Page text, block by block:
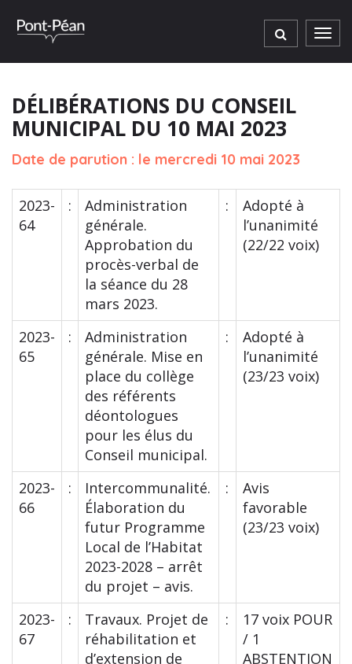
DÉLIBÉRATIONS DU CONSEIL
MUNICIPAL DU 10 MAI 2023
Date de parution : le mercredi 10 mai 2023
2023-
64
:
Administration
générale.
Approbation du
procès-verbal de
la séance du 28
mars 2023.
:
Adopté à
l’unanimité
(22/22 voix)
2023-
65
:
Administration
générale. Mise en
place du collège
des référents
déontologues
pour les élus du
Conseil municipal.
:
Adopté à
l’unanimité
(23/23 voix)
2023-
66
:
Intercommunalité.
Élaboration du
futur Programme
Local de l’Habitat
2023-2028 – arrêt
du projet – avis.
:
Avis
favorable
(23/23 voix)
2023-
67
:
Travaux. Projet de
réhabilitation et
d’extension de
:
17 voix POUR
/ 1
ABSTENTION